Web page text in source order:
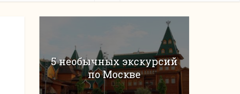
5 необычных экскурсий
по Москве